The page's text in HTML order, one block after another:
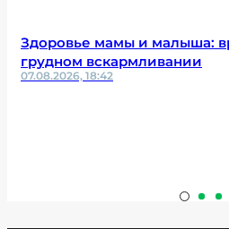
Здоровье мамы и малыша:
грудном вскармливании
07.08.2026, 18:42